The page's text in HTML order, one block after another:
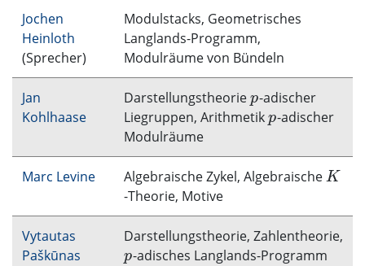
Jochen
Heinloth
(Sprecher)
Modulstacks, Geometrisches
Langlands-Programm,
Modulräume von Bündeln
Jan
Kohlhaase
Darstellungstheorie p
p-adischer
Liegruppen, Arithmetik p
p-adischer
Modulräume
Marc Levine Algebraische Zykel, Algebraische K
K
-Theorie, Motive
Vytautas
Paškūnas
Darstellungstheorie, Zahlentheorie,
p
p-adisches Langlands-Programm